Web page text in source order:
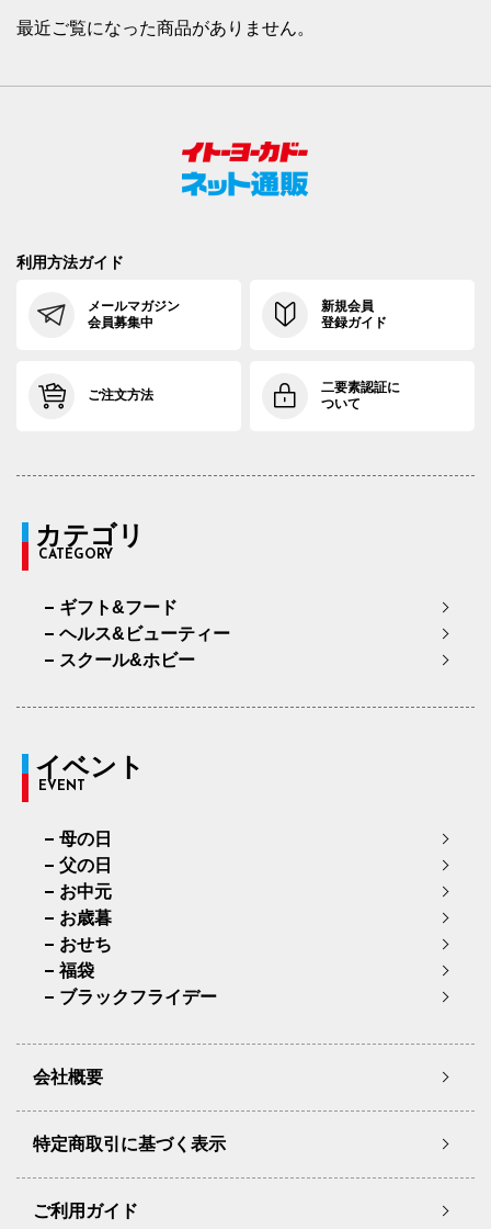
最近ご覧になった商品がありません。
利用方法ガイド
メールマガジン
会員募集中
新規会員
登録ガイド
ご注文方法
二要素認証に
ついて
カテゴリ
CATEGORY
ギフト&フード
ヘルス&ビューティー
スクール&ホビー
イベント
EVENT
母の日
父の日
お中元
お歳暮
おせち
福袋
ブラックフライデー
会社概要
特定商取引に基づく表示
ご利用ガイド